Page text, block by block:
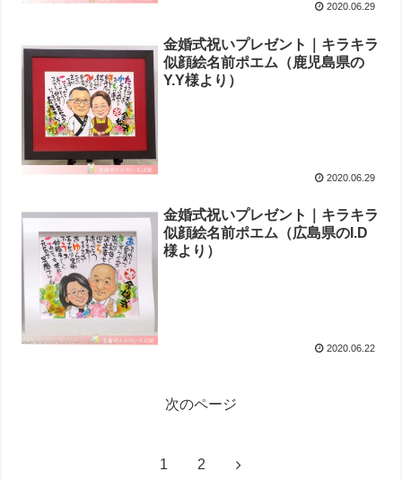
2020.06.29
金婚式祝いプレゼント｜キラキラ
似顔絵名前ポエム（鹿児島県の
Y.Y様より ）
2020.06.29
金婚式祝いプレゼント｜キラキラ
似顔絵名前ポエム（広島県のI.D
様より ）
2020.06.22
次のページ
1 2